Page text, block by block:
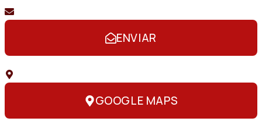
ENVIAR
GOOGLE MAPS